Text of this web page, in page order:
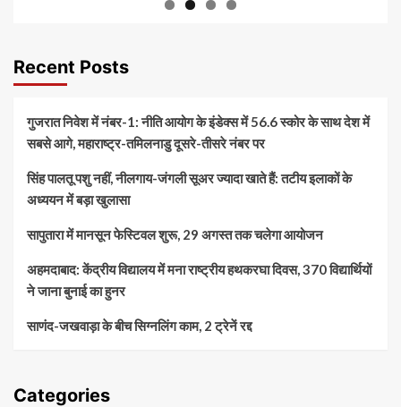
Recent Posts
गुजरात निवेश में नंबर-1: नीति आयोग के इंडेक्स में 56.6 स्कोर के साथ देश में
सबसे आगे, महाराष्ट्र-तमिलनाडु दूसरे-तीसरे नंबर पर
सिंह पालतू पशु नहीं, नीलगाय-जंगली सूअर ज्यादा खाते हैं: तटीय इलाकों के
अध्ययन में बड़ा खुलासा
सापुतारा में मानसून फेस्टिवल शुरू, 29 अगस्त तक चलेगा आयोजन
अहमदाबाद: केंद्रीय विद्यालय में मना राष्ट्रीय हथकरघा दिवस, 370 विद्यार्थियों
ने जाना बुनाई का हुनर
साणंद-जखवाड़ा के बीच सिग्नलिंग काम, 2 ट्रेनें रद्द
Categories